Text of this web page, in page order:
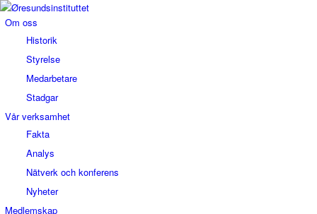
Om oss
Historik
Styrelse
Medarbetare
Stadgar
Vår verksamhet
Fakta
Analys
Nätverk och konferens
Nyheter
Medlemskap